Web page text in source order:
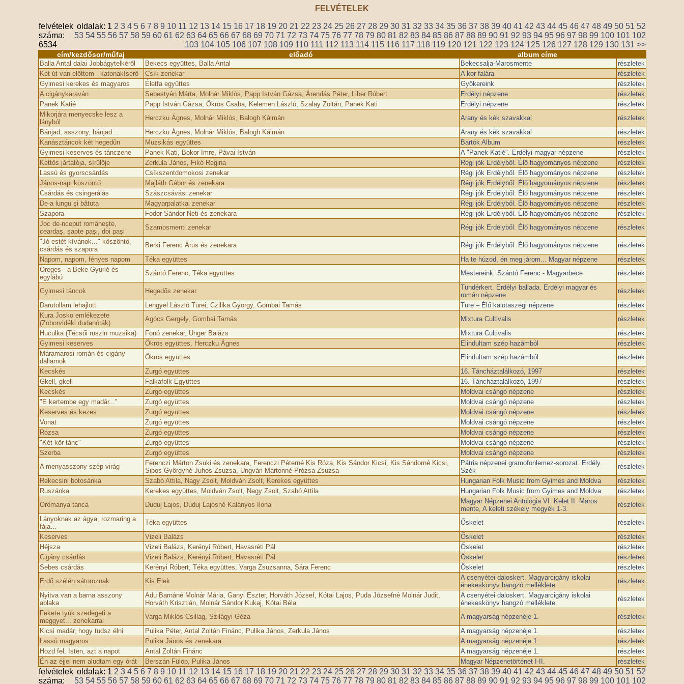
FELVÉTELEK
felvételek
száma:
6534
oldalak: 1 2 3 4 5 6 7 8 9 10 11 12 13 14 15 16 17 18 19 20 21 22 23 24 25 26 27 28 29 30 31 32 33 34 35 36 37 38 39 40 41 42 43 44 45 46 47 48 49 50 51 52
53 54 55 56 57 58 59 60 61 62 63 64 65 66 67 68 69 70 71 72 73 74 75 76 77 78 79 80 81 82 83 84 85 86 87 88 89 90 91 92 93 94 95 96 97 98 99 100 101 102
103 104 105 106 107 108 109 110 111 112 113 114 115 116 117 118 119 120 121 122 123 124 125 126 127 128 129 130 131 >>
cím/kezdősor/műfaj előadó album címe
Balla Antal dalai Jobbágytelkéről Bekecs együttes, Balla Antal Bekecsalja-Marosmente
részletek
Két út van előttem - katonakísérő
Csík zenekar A kor falára
részletek
Gyimesi kerekes és magyaros
Életfa együttes Gyökereink
részletek
A cigánykaraván
Sebestyén Márta, Molnár Miklós, Papp István Gázsa, Árendás Péter, Liber Róbert Erdélyi népzene
részletek
Panek Katié
Papp István Gázsa, Ökrös Csaba, Kelemen László, Szalay Zoltán, Panek Kati Erdélyi népzene
részletek
Mikorjára menyecske lesz a
lányból
Herczku Ágnes, Molnár Miklós, Balogh Kálmán Arany és kék szavakkal
részletek
Bánjad, asszony, bánjad…
Herczku Ágnes, Molnár Miklós, Balogh Kálmán Arany és kék szavakkal
részletek
Kanásztáncok két hegedûn
Muzsikás együttes Bartók Album
részletek
Gyimesi keserves és tánczene
Panek Kati, Bokor Imre, Pávai István A "Panek Katié". Erdélyi magyar népzene
részletek
Kettős jártatója, sírülője
Zerkula János, Fikó Regina Régi jók Erdélyből. Élő hagyományos népzene
részletek
Lassú és gyorscsárdás
Csíkszentdomokosi zenekar Régi jók Erdélyből. Élő hagyományos népzene
részletek
János-napi köszöntő
Majláth Gábor és zenekara Régi jók Erdélyből. Élő hagyományos népzene
részletek
Csárdás és csingerálás
Szászcsávási zenekar Régi jók Erdélyből. Élő hagyományos népzene
részletek
De-a lungu şi bâtuta
Magyarpalatkai zenekar Régi jók Erdélyből. Élő hagyományos népzene
részletek
Szapora
Fodor Sándor Neti és zenekara Régi jók Erdélyből. Élő hagyományos népzene
részletek
Joc de-nceput româneşte,
ceardaş, şapte paşi, doi paşi
Szamosmenti zenekar Régi jók Erdélyből. Élő hagyományos népzene
részletek
"Jó estét kívánok..." köszöntő,
csárdás és szapora
Berki Ferenc Árus és zenekara Régi jók Erdélyből. Élő hagyományos népzene
részletek
Napom, napom, fényes napom
Téka együttes Ha te húzod, én meg járom... Magyar népzene
részletek
Öreges - a Beke Gyurié és
egylábú
Szántó Ferenc, Téka együttes Mestereink: Szántó Ferenc - Magyarbece részletek
Gyimesi táncok Hegedős zenekar
Tündérkert. Erdélyi ballada. Erdélyi magyar és
román népzene
részletek
Darutollam lehajlott
Lengyel László Türei, Czilika György, Gombai Tamás Türe – Élő kalotaszegi népzene
részletek
Kura Josko emlékezete
(Zoborvidéki dudanóták)
Agócs Gergely, Gombai Tamás Mixtura Cultivalis
részletek
Huculka (Técsői ruszin muzsika)
Fonó zenekar, Unger Balázs Mixtura Cultivalis
részletek
Gyimesi keserves
Ökrös együttes, Herczku Ágnes Elindultam szép hazámból
részletek
Máramarosi román és cigány
dallamok
Ökrös együttes Elindultam szép hazámból
részletek
Kecskés
Zurgó együttes 16. Táncháztalálkozó, ­1997
részletek
Gkell, gkell
Falkafolk Együttes 16. Táncháztalálkozó, ­1997
részletek
Kecskés
Zurgó együttes Moldvai csángó népzene
részletek
"E kertembe egy madár..."
Zurgó együttes Moldvai csángó népzene
részletek
Keserves és kezes
Zurgó együttes Moldvai csángó népzene
részletek
Vonat
Zurgó együttes Moldvai csángó népzene
részletek
Rózsa
Zurgó együttes Moldvai csángó népzene
részletek
"Két kör tánc"
Zurgó együttes Moldvai csángó népzene
részletek
Szerba
Zurgó együttes Moldvai csángó népzene
részletek
A menyasszony szép virág
Ferenczi Márton Zsuki és zenekara, Ferenczi Péterné Kis Róza, Kis Sándor Kicsi, Kis Sándorné Kicsi,
Sipos Györgyné Juhos Zsuzsa, Ungvári Mártonné Prózsa Zsuzsa
Pátria népzenei gramofonlemez-sorozat. Erdély.
Szék
részletek
Rekecsini botosánka
Szabó Attila, Nagy Zsolt, Moldván Zsolt, Kerekes együttes Hungarian Folk Music from Gyimes and Moldva
részletek
Ruszánka
Kerekes együttes, Moldván Zsolt, Nagy Zsolt, Szabó Attila Hungarian Folk Music from Gyimes and Moldva
részletek
Örömanya tánca
Duduj Lajos, Duduj Lajosné Kalányos Ilona
Magyar Népzenei Antológia VI. Kelet II. Maros
mente, A keleti székely megyék 1-3.
részletek
Lányoknak az ágya, rozmaring a
fája…
Téka együttes Őskelet
részletek
Keserves
Vizeli Balázs Őskelet
részletek
Héjsza
Vizeli Balázs, Kerényi Róbert, Havasréti Pál Őskelet
részletek
Cigány csárdás
Vizeli Balázs, Kerényi Róbert, Havasréti Pál Őskelet
részletek
Sebes csárdás
Kerényi Róbert, Téka együttes, Varga Zsuzsanna, Sára Ferenc Őskelet
részletek
Erdő szélén sátoroznak
Kis Elek
A csenyétei daloskert. Magyarcigány iskolai
énekeskönyv hangzó melléklete
részletek
Nyitva van a barna asszony
ablaka
Adu Barnáné Molnár Mária, Ganyi Eszter, Horváth József, Kótai Lajos, Puda Józsefné Molnár Judit,
Horváth Krisztián, Molnár Sándor Kukaj, Kótai Béla
A csenyétei daloskert. Magyarcigány iskolai
énekeskönyv hangzó melléklete
részletek
Fekete tyúk szedegeti a
meggyet... zenekarral
Varga Miklós Csillag, Szilágyi Géza A magyarság népzenéje 1.
részletek
Kicsi madár, hogy tudsz élni
Pulika Péter, Antal Zoltán Finánc, Pulika János, Zerkula János A magyarság népzenéje 1.
részletek
Lassú magyaros
Pulika János és zenekara A magyarság népzenéje 1.
részletek
Hozd fel, Isten, azt a napot
Antal Zoltán Finánc A magyarság népzenéje 1.
részletek
Én az éjjel nem aludtam egy órát
Berszán Fülöp, Pulika János Magyar Népzenetörténet I-II. részletek
felvételek
száma:
oldalak: 1 2 3 4 5 6 7 8 9 10 11 12 13 14 15 16 17 18 19 20 21 22 23 24 25 26 27 28 29 30 31 32 33 34 35 36 37 38 39 40 41 42 43 44 45 46 47 48 49 50 51 52
53 54 55 56 57 58 59 60 61 62 63 64 65 66 67 68 69 70 71 72 73 74 75 76 77 78 79 80 81 82 83 84 85 86 87 88 89 90 91 92 93 94 95 96 97 98 99 100 101 102